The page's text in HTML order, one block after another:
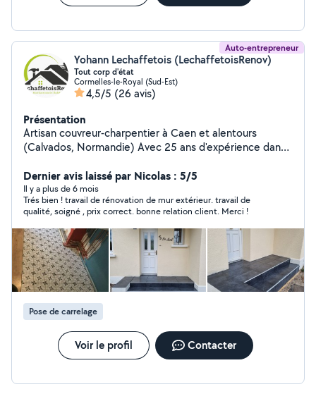
Auto-entrepreneur
Yohann Lechaffetois (LechaffetoisRenov)
Tout corp d'état
Cormelles-le-Royal (Sud-Est)
4,5/5 (26 avis)
Présentation
Artisan couvreur-charpentier à Caen et alentours
(Calvados, Normandie) Avec 25 ans d'expérience dans
Charpente. Spécialisé en charpente traditionnelle,
couverture (neuf & rénovation), pose de Velux,
gouttières zinc & PVC, nettoyage et traitement de
toiture. Pro, sérieux et familial : écoute attentive,
conseils honnêtes, travail soigné et respect des délais.
De la petite intervention à la rénovation complète, on
fait les choses bien, comme il faut ! Devis gratuit
Contactez-moi ! Travail avec assurance Décennale
charpente / couverture
Dernier avis laissé par Nicolas : 5/5
Il y a plus de 6 mois
Trés bien ! travail de rénovation de mur extérieur. travail de
qualité, soigné , prix correct. bonne relation client. Merci !
Pose de carrelage
Voir le profil Contacter